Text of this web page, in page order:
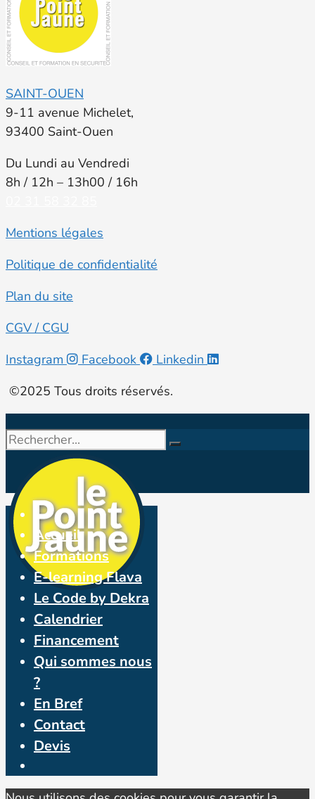
SAINT-OUEN
9-11 avenue Michelet,
93400 Saint-Ouen
Du Lundi au Vendredi
8h / 12h – 13h00 / 16h
Mentions légales
Politique de confidentialité
Plan du site
CGV / CGU
Instagram
Facebook
Linkedin
©2025 Tous droits réservés.
Accueil
Formations
E-learning Flava
Le Code by Dekra
Calendrier
Financement
Qui sommes nous
?
En Bref
Contact
Devis